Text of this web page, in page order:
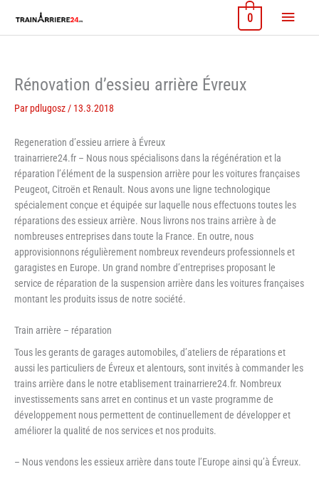
contenu
Menu
0
Rénovation d’essieu arrière Évreux
Par pdlugosz / 13.3.2018
Regeneration d’essieu arriere à Évreux
trainarriere24.fr – Nous nous spécialisons dans la régénération et la
réparation l’élément de la suspension arrière pour les voitures françaises
Peugeot, Citroën et Renault. Nous avons une ligne technologique
spécialement conçue et équipée sur laquelle nous effectuons toutes les
réparations des essieux arrière. Nous livrons nos trains arrière à de
nombreuses entreprises dans toute la France. En outre, nous
approvisionnons régulièrement nombreux revendeurs professionnels et
garagistes en Europe. Un grand nombre d’entreprises proposant le
service de réparation de la suspension arrière dans les voitures françaises
montant les produits issus de notre société.
Train arrière – réparation
Tous les gerants de garages automobiles, d’ateliers de réparations et
aussi les particuliers de Évreux et alentours, sont invités à commander les
trains arrière dans le notre etablisement trainarriere24.fr. Nombreux
investissements sans arret en continus et un vaste programme de
développement nous permettent de continuellement de développer et
améliorer la qualité de nos services et nos produits.
– Nous vendons les essieux arrière dans toute l’Europe ainsi qu’à Évreux.